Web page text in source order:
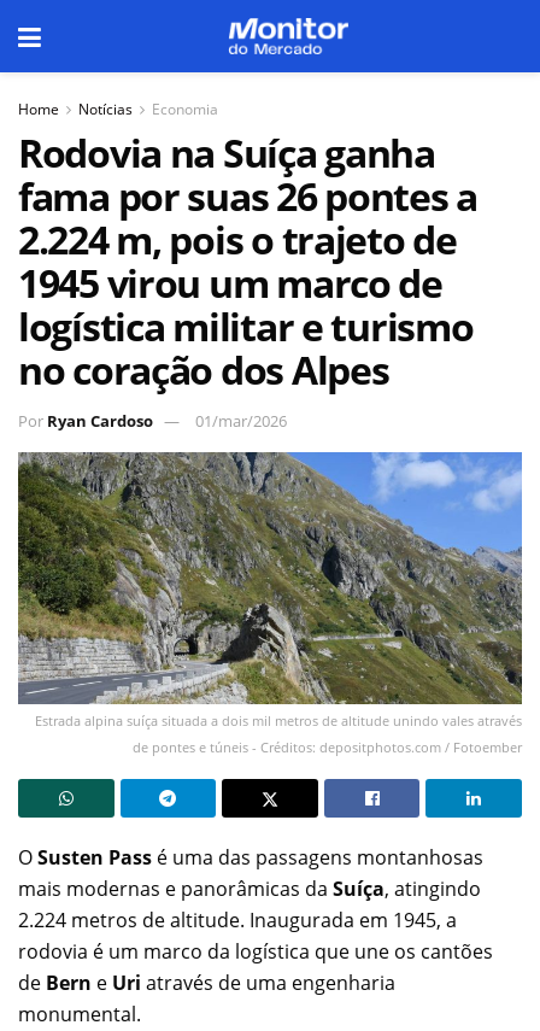
Home Notícias Economia
Rodovia na Suíça ganha
fama por suas 26 pontes a
2.224 m, pois o trajeto de
1945 virou um marco de
logística militar e turismo
no coração dos Alpes
Por Ryan Cardoso 01/mar/2026
Estrada alpina suíça situada a dois mil metros de altitude unindo vales através
de pontes e túneis - Créditos: depositphotos.com / Fotoember
OSusten Pass é uma das passagens montanhosas
mais modernas e panorâmicas da Suíça, atingindo
2.224 metros de altitude. Inaugurada em 1945, a
rodovia é um marco da logística que une os cantões
de Bern e Uri através de uma engenharia
monumental.